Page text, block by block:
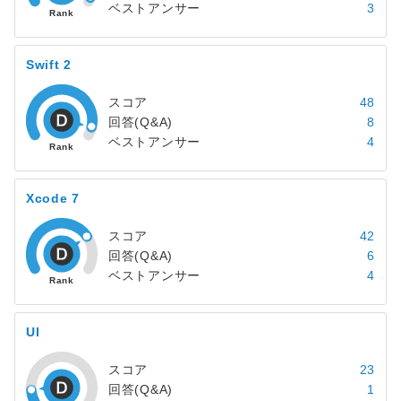
ベストアンサー
3
Swift 2
スコア
48
回答(Q&A)
8
ベストアンサー
4
Xcode 7
スコア
42
回答(Q&A)
6
ベストアンサー
4
UI
スコア
23
回答(Q&A)
1